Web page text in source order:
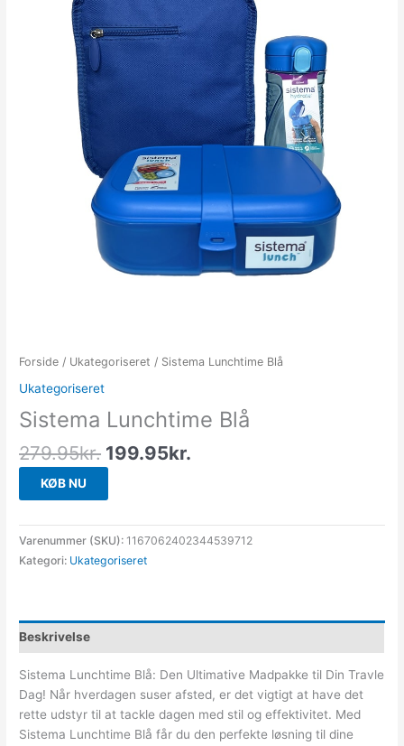
Forside / Ukategoriseret / Sistema Lunchtime Blå
Ukategoriseret
Sistema Lunchtime Blå
279.95kr. 199.95kr.
KØB NU
Varenummer (SKU): 1167062402344539712
Kategori: Ukategoriseret
Beskrivelse
Sistema Lunchtime Blå: Den Ultimative Madpakke til Din Travle
Dag! Når hverdagen suser afsted, er det vigtigt at have det
rette udstyr til at tackle dagen med stil og effektivitet. Med
Sistema Lunchtime Blå får du den perfekte løsning til dine